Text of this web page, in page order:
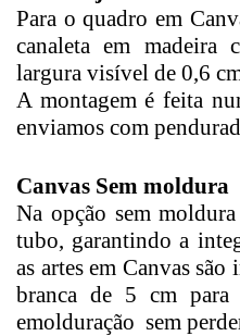
Para o quadro em
canaleta em
largura visível de 0,6
A montagem é feita
enviamos com
Canvas Sem moldura
Na opção sem
tubo, garantindo a
as artes em Canvas são
branca de 5 cm para
emolduração sem